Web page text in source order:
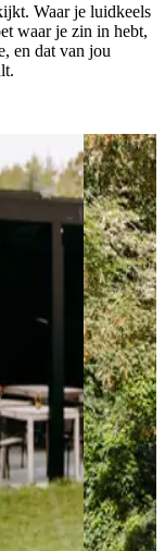
Waar je luidkeels
waar je zin in hebt,
en dat van jou